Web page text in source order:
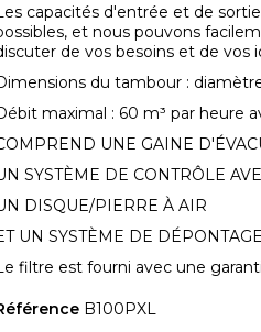
capacités d'entrée et de
et nous pouvons
de vos besoins et de vos
du tambour :
maximal : 60 m³ par heure
UNE GAINE
SYSTÈME DE CONTRÔLE
DISQUE/PIERRE À AIR
UN SYSTÈME DE
filtre est fourni avec une
B100PXL